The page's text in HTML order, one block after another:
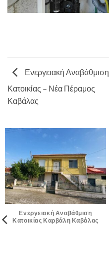
Ενεργειακή Αναβάθμιση
Κατοικίας – Νέα Πέραμος
Καβάλας
Ενεργειακή Αναβάθμιση
Κατοικίας Καρβάλη Καβάλας